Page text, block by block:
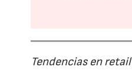
Tendencias en retail